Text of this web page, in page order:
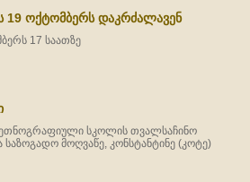
19 ოქტომბერს დაკრძალავენ
17 საათზე
სკოლის თვალსაჩინო
მოღვაწე, კონსტანტინე (კოტე)